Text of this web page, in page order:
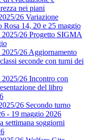
nei piani
26 Variazione
Rosa 14, 20 e 25 maggio
26 Progetto SIGMA
26 Aggiornamento
seconde con turni dei
26 Incontro con
del libro
26 Secondo turno
- 19 maggio 2026
settimana soggiorni